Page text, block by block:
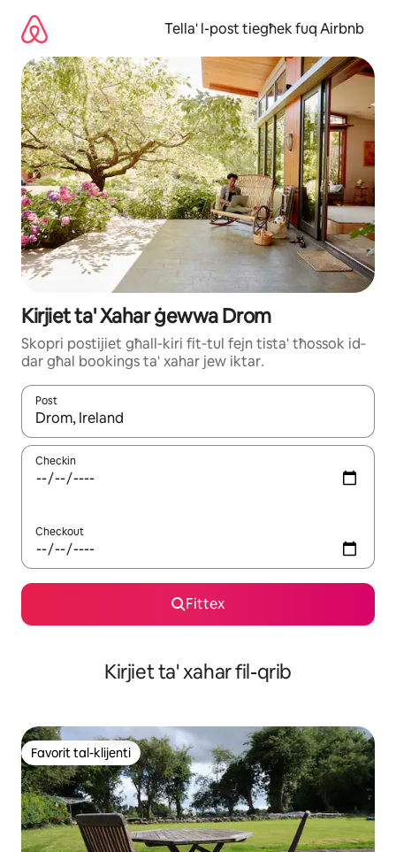
għall-
kontenut
Tella' l-post tiegħek fuq Airbnb
Kirjiet ta' Xahar ġewwa Drom
Ѕkорrі роѕtіјіеt għаll‐kіrі fіt‐tul fејn tіѕtа' tħоѕѕоk іd‐
dаr għаl bооkіngѕ tа' хаhаr јеw іktаr․
Post
Meta r-riżultati jkunu disponibbli, tista' tmur minn riżultat
Checkin
Checkout
Fittex
Kirjiet ta' xahar fil-qrib
Favorit tal-klijenti
Favorit tal-klijenti